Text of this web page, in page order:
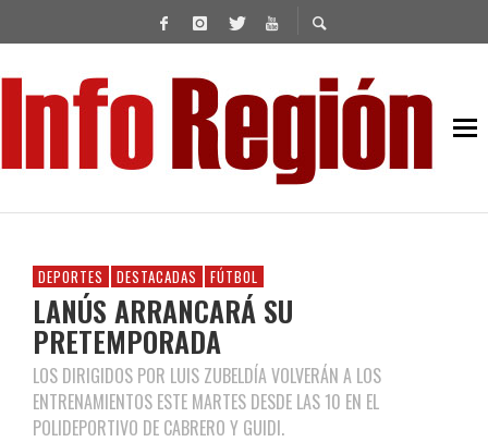
DEPORTES DESTACADAS FÚTBOL
LANÚS ARRANCARÁ SU
PRETEMPORADA
LOS DIRIGIDOS POR LUIS ZUBELDÍA VOLVERÁN A LOS
ENTRENAMIENTOS ESTE MARTES DESDE LAS 10 EN EL
POLIDEPORTIVO DE CABRERO Y GUIDI.